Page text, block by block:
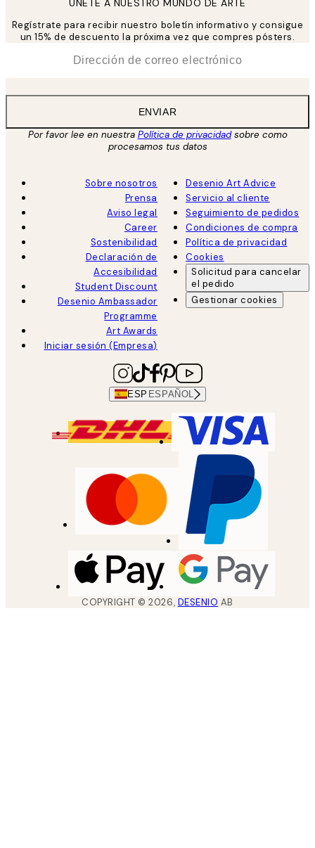
UNETE A NUESTRO MUNDO DE ARTE
Regístrate para recibir nuestro boletín informativo y consigue
un 15% de descuento la próxima vez que compres pósters.
ENVIAR
Por favor lee en nuestra Política de privacidadsobre como
procesamos tus datos
Sobre nosotros
Prensa
Aviso legal
Career
Sostenibilidad
Declaración de
Accesibilidad
Student Discount
Desenio Ambassador
Programme
Art Awards
Iniciar sesión (Empresa)
Desenio Art Advice
Servicio al cliente
Seguimiento de pedidos
Condiciones de compra
Política de privacidad
Cookies
Solicitud para cancelar
el pedido
Gestionar cookies
ESP ESPAÑOL
COPYRIGHT ©2026, DESENIO AB